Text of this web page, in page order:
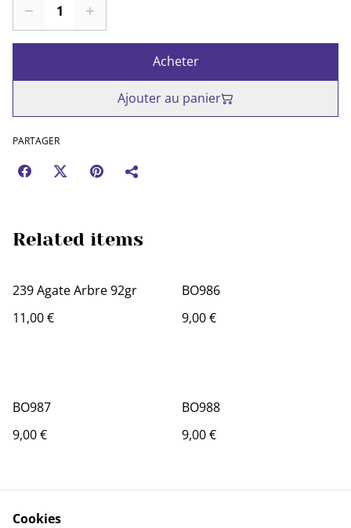
Acheter
Ajouter au panier
PARTAGER
Related items
239 Agate Arbre 92gr
11,00 €
BO986
9,00 €
BO987
9,00 €
BO988
9,00 €
Cookies